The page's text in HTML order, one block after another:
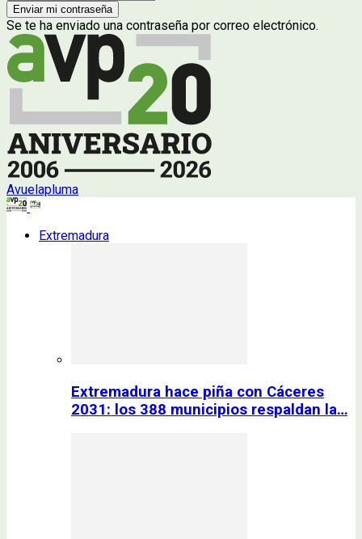
Se te ha enviado una contraseña por correo electrónico.
Avuelapluma
Extremadura
Extremadura hace piña con Cáceres
2031: los 388 municipios respaldan la…